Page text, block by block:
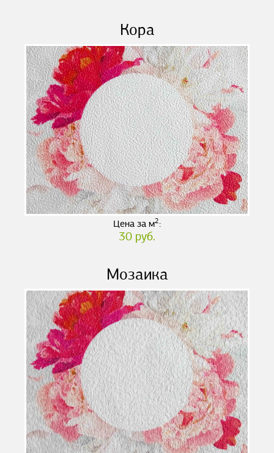
Кора
Цена за м2:
30 руб.
Мозаика